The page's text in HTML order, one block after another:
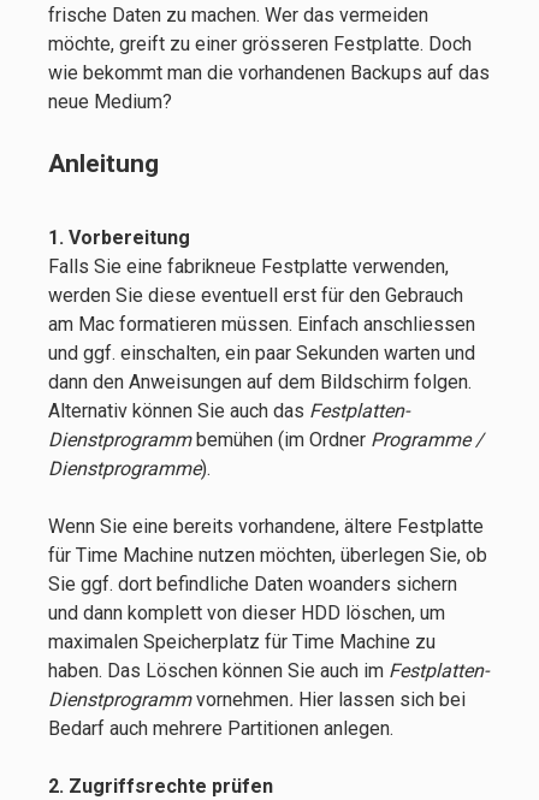
frische Daten zu machen. Wer das vermeiden
möchte, greift zu einer grösseren Festplatte. Doch
wie bekommt man die vorhandenen Backups auf das
neue Medium?
Anleitung
1. Vorbereitung
Falls Sie eine fabrikneue Festplatte verwenden,
werden Sie diese eventuell erst für den Gebrauch
am Mac formatieren müssen. Einfach anschliessen
und ggf. einschalten, ein paar Sekunden warten und
dann den Anweisungen auf dem Bildschirm folgen.
Alternativ können Sie auch das Festplatten-
Dienstprogrammbemühen (im Ordner Programme /
Dienstprogramme).
Wenn Sie eine bereits vorhandene, ältere Festplatte
für Time Machine nutzen möchten, überlegen Sie, ob
Sie ggf. dort befindliche Daten woanders sichern
und dann komplett von dieser HDD löschen, um
maximalen Speicherplatz für Time Machine zu
haben. Das Löschen können Sie auch im Festplatten-
Dienstprogrammvornehmen. Hier lassen sich bei
Bedarf auch mehrere Partitionen anlegen.
2. Zugriffsrechte prüfen